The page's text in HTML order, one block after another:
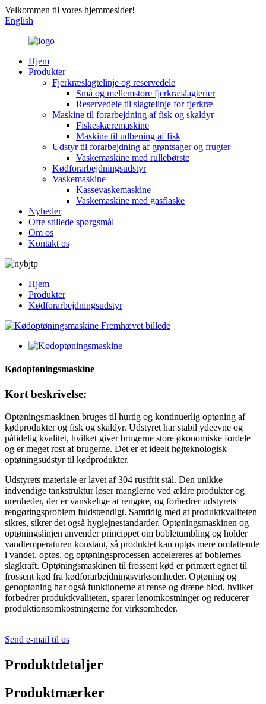
Velkommen til vores hjemmesider!
English
Hjem
Produkter
Fjerkræslagtelinje og reservedele
Små og mellemstore fjerkræslagterier
Reservedele til slagtelinje for fjerkræ
Maskine til forarbejdning af fisk og skaldyr
Fiskeskæremaskine
Maskine til udbening af fisk
Udstyr til forarbejdning af grøntsager og frugter
Vaskemaskine med rullebørste
Kødforarbejdningsudstyr
Vaskemaskine
Kassevaskemaskine
Vaskemaskine med gasflaske
Nyheder
Ofte stillede spørgsmål
Om os
Kontakt os
Hjem
Produkter
Kødforarbejdningsudstyr
Kødoptøningsmaskine
Kort beskrivelse:
Optøningsmaskinen bruges til hurtig og kontinuerlig optøning af
kødprodukter og fisk og skaldyr. Udstyret har stabil ydeevne og
pålidelig kvalitet, hvilket giver brugerne store økonomiske fordele
og er meget rost af brugerne. Det er et ideelt højteknologisk
optøningsudstyr til kødprodukter.
Udstyrets materiale er lavet af 304 rustfrit stål. Den unikke
indvendige tankstruktur løser manglerne ved ældre produkter og
urenheder, der er vanskelige at rengøre, og forbedrer udstyrets
rengøringsproblem fuldstændigt. Samtidig med at produktkvaliteten
sikres, sikrer det også hygiejnestandarder. Optøningsmaskinen og
optøningslinjen anvender princippet om bobletumbling og holder
vandtemperaturen konstant, så produktet kan optøs mere omfattende
i vandet, optøs, og optøningsprocessen accelereres af boblernes
slagkraft. Optøningsmaskinen til frossent kød er primært egnet til
frossent kød fra kødforarbejdningsvirksomheder. Optøning og
genoptøning har også funktionerne at rense og dræne blod, hvilket
forbedrer produktkvaliteten, sparer lønomkostninger og reducerer
produktionsomkostningerne for virksomheder.
Send e-mail til os
Produktdetaljer
Produktmærker